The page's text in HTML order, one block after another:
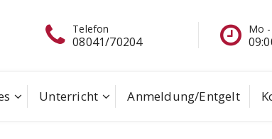
Mo - Do
09:00 - 11:30
Unterricht Anmeldung/Entgelt